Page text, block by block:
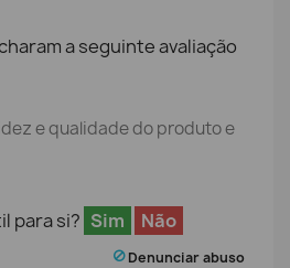
a seguinte avaliação
e qualidade do produto e
para si? Sim Não
Denunciar abuso